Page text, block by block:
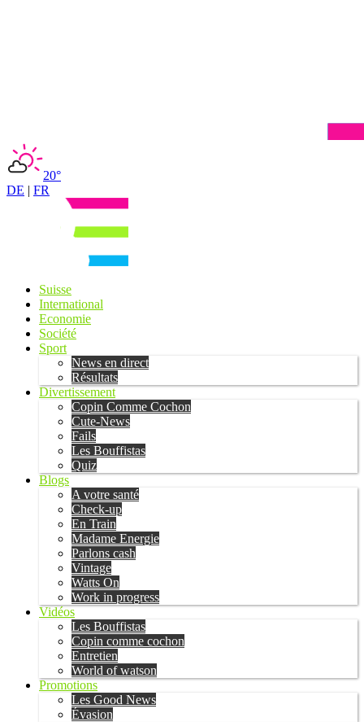
20°
DE | FR
Suisse
International
Economie
Société
Sport
News en direct
Résultats
Divertissement
Copin Comme Cochon
Cute-News
Fails
Les Bouffistas
Quiz
Blogs
A votre santé
Check-up
En Train
Madame Energie
Parlons cash
Vintage
Watts On
Work in progress
Vidéos
Les Bouffistas
Copin comme cochon
Entretien
World of watson
Promotions
Les Good News
Évasion